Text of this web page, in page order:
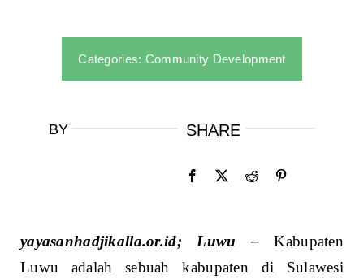
Categories: Community Development
BY SHARE
yayasanhadjikalla.or.id; Luwu –
Kabupaten
Luwu adalah sebuah kabupaten di Sulawesi